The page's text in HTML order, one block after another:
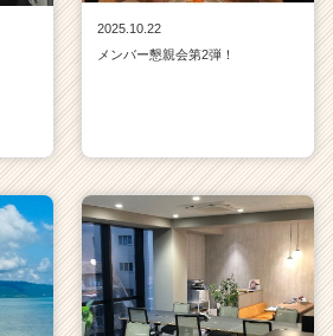
2025.10.22
メンバー懇親会第2弾！